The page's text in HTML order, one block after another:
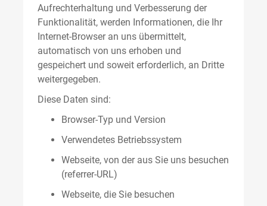
Aufrechterhaltung und Verbesserung der
Funktionalität, werden Informationen, die Ihr
Internet-Browser an uns übermittelt,
automatisch von uns erhoben und
gespeichert und soweit erforderlich, an Dritte
weitergegeben.
Diese Daten sind:
Browser-Typ und Version
Verwendetes Betriebssystem
Webseite, von der aus Sie uns besuchen
(referrer-URL)
Webseite, die Sie besuchen